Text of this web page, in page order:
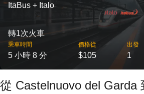
ItaBus + Italo
轉1次火車
乘車時間
5 小時 8 分
價格從
$105
出發
1
從 Castelnuovo del Garda